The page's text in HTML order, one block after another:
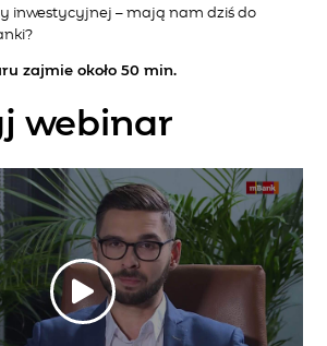
inwestycyjnej – mają nam dziś do
zajmie około 50 min.
webinar